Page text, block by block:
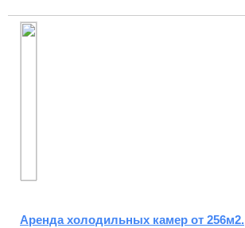
Аренда холодильных камер от 256м2.